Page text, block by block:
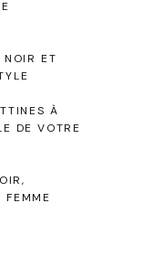
NOIR ET
À
DE VOTRE